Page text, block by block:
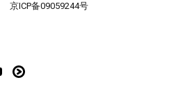
京ICP备09059244号